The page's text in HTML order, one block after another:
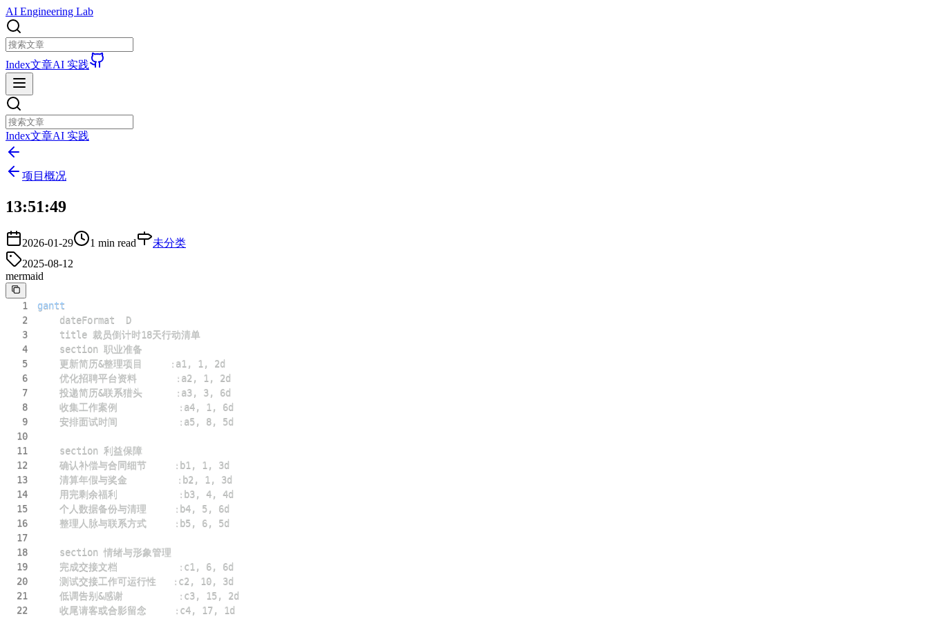
AI Engineering Lab
Index文章AI 实践
Index文章AI 实践
项目概况
13:51:49
2026-01-29 1 min read
未分类
2025-08-12
mermaid
1
gantt
2
    dateFormat  D
3
4
5
    更新简历&整理项目
:
6
    优化招聘平台资料
:
7
    投递简历&联系猎头
:
8
    收集工作案例
:
9
    安排面试时间
:
10
11
12
    确认补偿与合同细节
:
13
    清算年假与奖金
:
14
    用完剩余福利
:
15
    个人数据备份与清理
:
16
    整理人脉与联系方式
:
17
18
19
    完成交接文档
:
20
    测试交接工作可运行性
:
21
    低调告别&感谢
:
22
    收尾请客或合影留念
: